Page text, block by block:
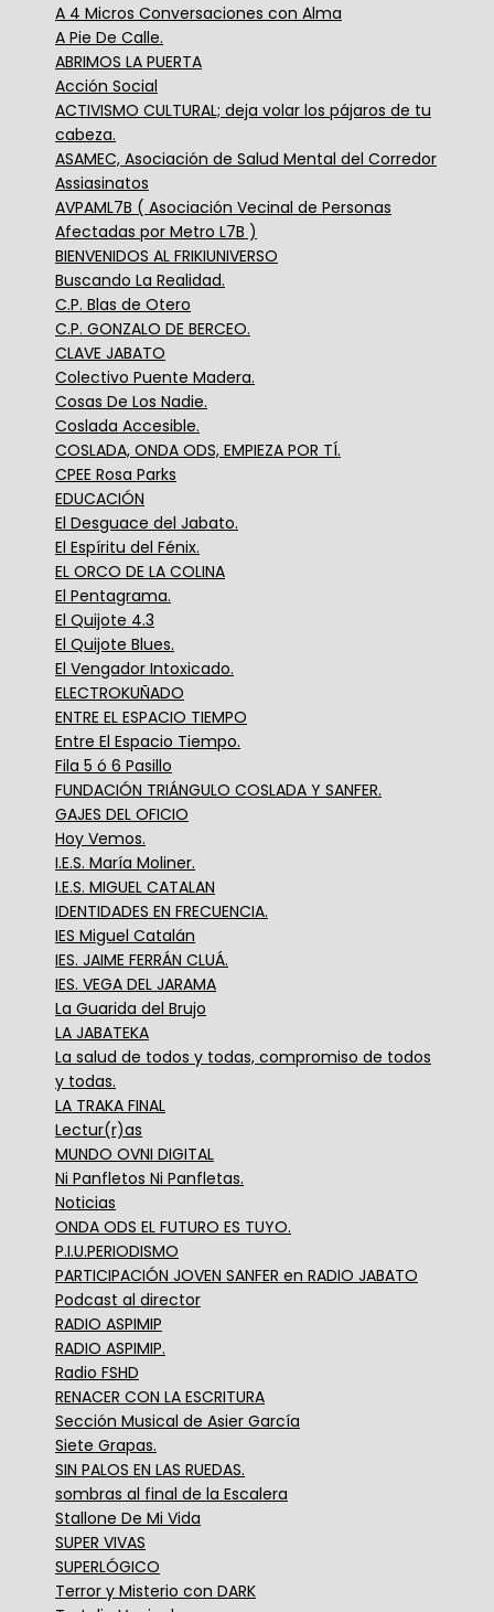
A 4 Micros Conversaciones con Alma
A Pie De Calle.
ABRIMOS LA PUERTA
Acción Social
ACTIVISMO CULTURAL; deja volar los pájaros de tu
cabeza.
ASAMEC, Asociación de Salud Mental del Corredor
Assiasinatos
AVPAML7B ( Asociación Vecinal de Personas
Afectadas por Metro L7B )
BIENVENIDOS AL FRIKIUNIVERSO
Buscando La Realidad.
C.P. Blas de Otero
C.P. GONZALO DE BERCEO.
CLAVE JABATO
Colectivo Puente Madera.
Cosas De Los Nadie.
Coslada Accesible.
COSLADA, ONDA ODS, EMPIEZA POR TÍ.
CPEE Rosa Parks
EDUCACIÓN
El Desguace del Jabato.
El Espíritu del Fénix.
EL ORCO DE LA COLINA
El Pentagrama.
El Quijote 4.3
El Quijote Blues.
El Vengador Intoxicado.
ELECTROKUÑADO
ENTRE EL ESPACIO TIEMPO
Entre El Espacio Tiempo.
Fila 5 ó 6 Pasillo
FUNDACIÓN TRIÁNGULO COSLADA Y SANFER.
GAJES DEL OFICIO
Hoy Vemos.
I.E.S. María Moliner.
I.E.S. MIGUEL CATALAN
IDENTIDADES EN FRECUENCIA.
IES Miguel Catalán
IES. JAIME FERRÁN CLUÁ.
IES. VEGA DEL JARAMA
La Guarida del Brujo
LA JABATEKA
La salud de todos y todas, compromiso de todos
y todas.
LA TRAKA FINAL
Lectur(r)as
MUNDO OVNI DIGITAL
Ni Panfletos Ni Panfletas.
Noticias
ONDA ODS EL FUTURO ES TUYO.
P.I.U.PERIODISMO
PARTICIPACIÓN JOVEN SANFER en RADIO JABATO
Podcast al director
RADIO ASPIMIP
RADIO ASPIMIP.
Radio FSHD
RENACER CON LA ESCRITURA
Sección Musical de Asier García
Siete Grapas.
SIN PALOS EN LAS RUEDAS.
sombras al final de la Escalera
Stallone De Mi Vida
SUPER VIVAS
SUPERLÓGICO
Terror y Misterio con DARK